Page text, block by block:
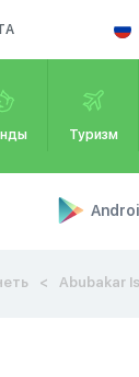
Туризм
Abubakar